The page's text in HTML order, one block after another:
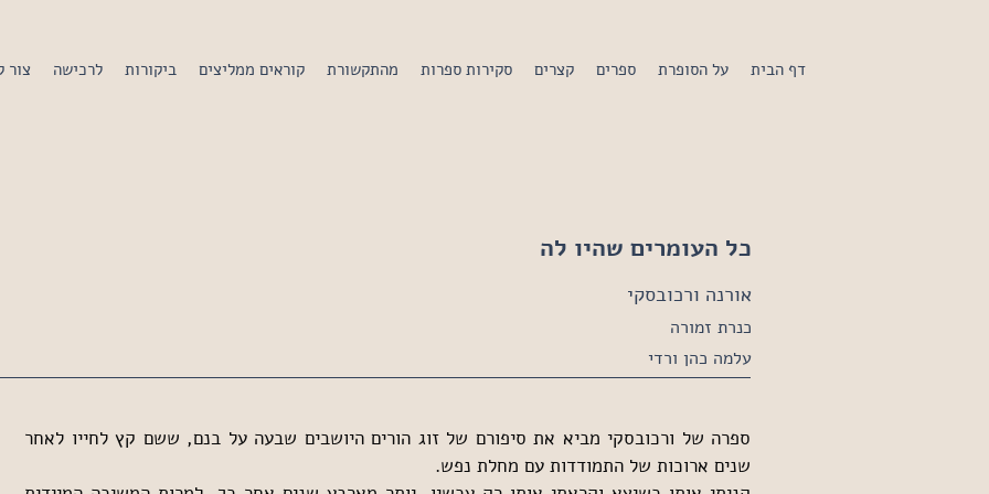
דף הבית על הסופרת ספרים קצרים סקירות ספרות מהתקשורת קוראים ממליצים ביקורות לרכישה צור
כל העומרים שהיו לה
אורנה ורכובסקי
כנרת זמורה
עלמה כהן ורדי
שנים ארוכות של התמודדות עם מחלת נפש.